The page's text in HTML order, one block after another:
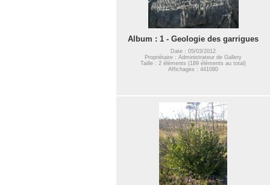
Album : 1 - Geologie des garrigues
Date : 05/03/2012
Propriétaire : Administrateur de Gallery
Taille : 2 éléments (189 éléments au total)
Affichages : 441080